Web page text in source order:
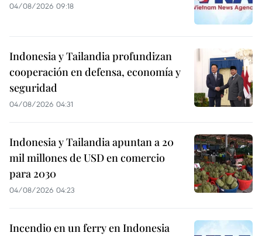
04/08/2026 09:18
Indonesia y Tailandia profundizan
cooperación en defensa, economía y
seguridad
04/08/2026 04:31
Indonesia y Tailandia apuntan a 20
mil millones de USD en comercio
para 2030
04/08/2026 04:23
Incendio en un ferry en Indonesia